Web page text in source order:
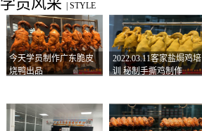
STYLE
今天学员制作广东脆皮
烧鸭出品
2022.03.11客家盐焗鸡培
训 秘制手撕鸡制作